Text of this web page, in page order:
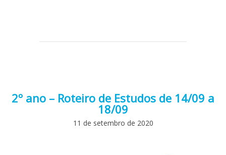
2º ano – Roteiro de Estudos de 14/09 a
18/09
11 de setembro de 2020